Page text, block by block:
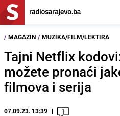
/ MAGAZIN / MUZIKA/FILM/LEKTIRA
Tajni Netflix
možete pronaći
filmova i serija
07.09.23. 13:39 1